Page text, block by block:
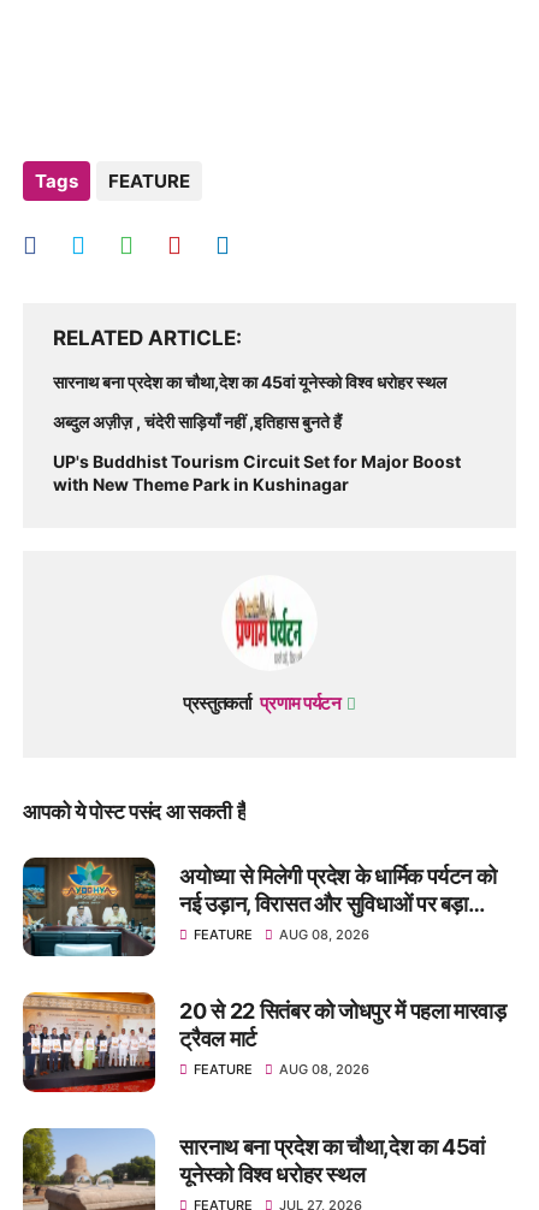
Tags FEATURE
RELATED ARTICLE
सारनाथ बना प्रदेश का चौथा,देश का 45वां यूनेस्को विश्व धरोहर स्थल
अब्दुल अज़ीज़ , चंदेरी साड़ियाँ नहीं ,इतिहास बुनते हैं
UP's Buddhist Tourism Circuit Set for Major Boost
with New Theme Park in Kushinagar
प्रस्तुतकर्ता प्रणाम पर्यटन
आपको ये पोस्ट पसंद आ सकती हैं
अयोध्या से मिलेगी प्रदेश के धार्मिक पर्यटन को
नई उड़ान, विरासत और सुविधाओं पर बड़ा
फोकस : अमृत अभिजात
FEATURE AUG 08, 2026
20 से 22 सितंबर को जोधपुर में पहला मारवाड़
ट्रैवल मार्ट
FEATURE AUG 08, 2026
सारनाथ बना प्रदेश का चौथा,देश का 45वां
यूनेस्को विश्व धरोहर स्थल
FEATURE JUL 27, 2026